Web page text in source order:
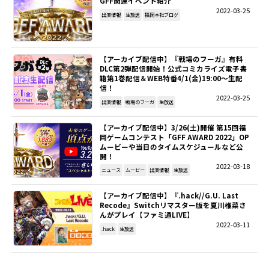
2022-03-25
出演情報 生放送 福岡本社ブログ
【アーカイブ配信中】『戦場のフーガ』有料
DLC第2弾配信開始！公式コミカライズ電子書
籍第1巻配信＆WEB特番4/1(金)19:00～生配
信！
2022-03-25
出演情報 戦場のフーガ 生放送
【アーカイブ配信中】3/26(土)開催 第15回福
岡ゲームコンテスト「GFF AWARD 2022」OP
ムービーや当日のタイムスケジュールなど公
開！
2022-03-18
ニュース ムービー 出演情報 生放送
【アーカイブ配信中】『.hack//G.U. Last
Recode』Switchリマスター版を夏川椎菜さ
んがプレイ【ファミ通LIVE】
2022-03-11
.hack 生放送